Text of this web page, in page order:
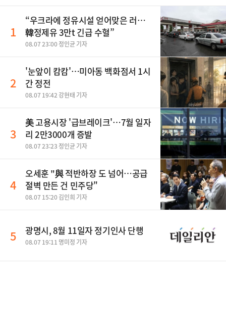
1
“우크라에 정유시설 얻어맞은 러…
韓정제유 3만t 긴급 수혈”
08.07 23:00 정인균 기자
2
'눈앞이 캄캄'…미아동 백화점서 1시
간 정전
08.07 19:42 강현태 기자
3
美 고용시장 '급브레이크'…7월 일자
리 2만3000개 증발
08.07 23:23 정인균 기자
4
오세훈 "與 적반하장 도 넘어…공급
절벽 만든 건 민주당"
08.07 15:20 김인희 기자
5 광명시, 8월 11일자 정기인사 단행
08.07 19:11 명미정 기자